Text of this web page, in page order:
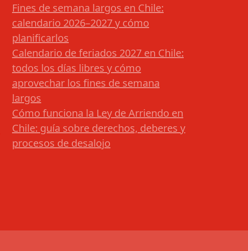
Fines de semana largos en Chile:
calendario 2026–2027 y cómo
planificarlos
Calendario de feriados 2027 en Chile:
todos los días libres y cómo
aprovechar los fines de semana
largos
Cómo funciona la Ley de Arriendo en
Chile: guía sobre derechos, deberes y
procesos de desalojo